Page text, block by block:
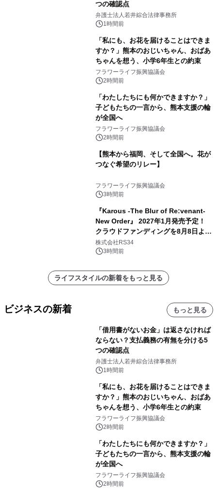
つの確認点
弁護士法人若井綜合法律事務所
1時間前
「私にも、お花を届けることはできま
すか？」熊本のおじいちゃん、おばあ
ちゃんを想う、小学6年生との約束
フラワーライフ振興協議会
2時間前
「わたしたちにも何かできますか？」
子どもたちの一言から、熊本支援の輪
が全国へ
フラワーライフ振興協議会
2時間前
【熊本から福岡、そして全国へ。花が
つなぐ希望のリレー】
フラワーライフ振興協議会
3時間前
『Karous -The Blur of Re:venant-
New Order』 2027年1月発売予定！
クラウドファンディングを8月8日より
開始
株式会社RS34
3時間前
ライフスタイルの新着をもっと見る
ビジネスの新着 もっと見る
「借用書がないお金」は返さなければ
ならない？支払義務の有無を分ける5
つの確認点
弁護士法人若井綜合法律事務所
1時間前
「私にも、お花を届けることはできま
すか？」熊本のおじいちゃん、おばあ
ちゃんを想う、小学6年生との約束
フラワーライフ振興協議会
2時間前
「わたしたちにも何かできますか？」
子どもたちの一言から、熊本支援の輪
が全国へ
フラワーライフ振興協議会
2時間前